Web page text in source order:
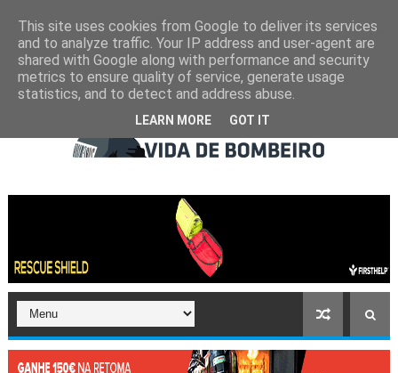
This site uses cookies from Google to deliver its services
and to analyze traffic. Your IP address and user-agent are
shared with Google along with performance and security
metrics to ensure quality of service, generate usage
statistics, and to detect and address abuse.
LEARN MORE GOT IT